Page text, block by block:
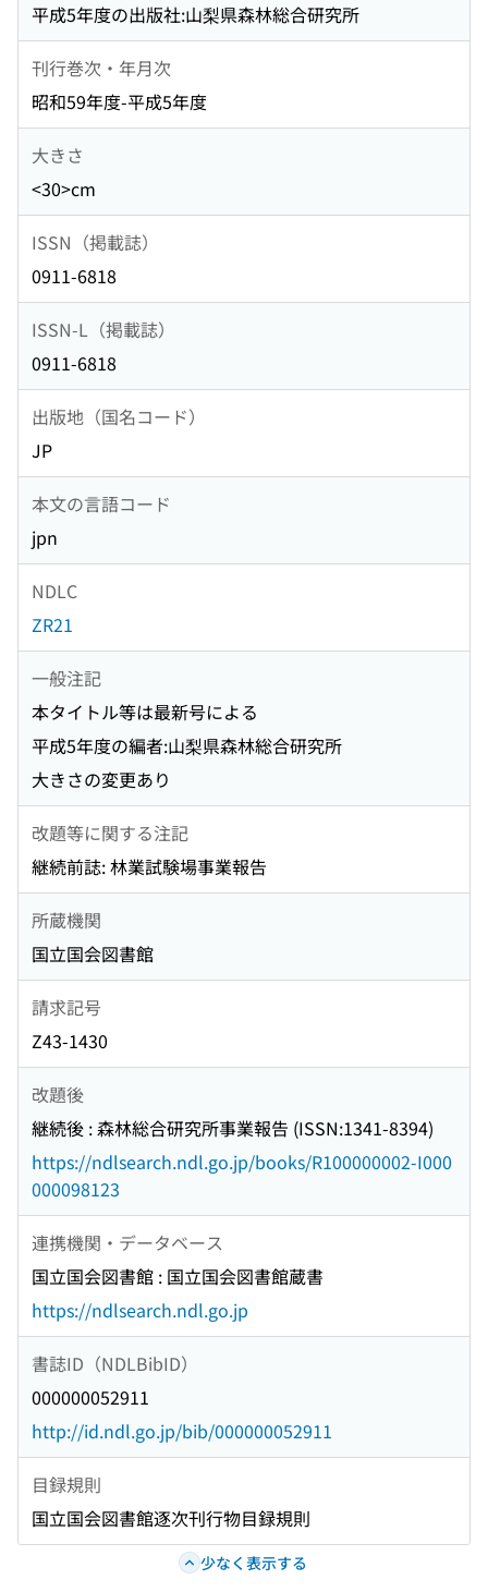
平成5年度の出版社:山梨県森林総合研究所
刊行巻次・年月次
昭和59年度-平成5年度
大きさ
<30>cm
ISSN（掲載誌）
0911-6818
ISSN-L（掲載誌）
0911-6818
出版地（国名コード）
JP
本文の言語コード
jpn
NDLC
ZR21
一般注記
本タイトル等は最新号による
平成5年度の編者:山梨県森林総合研究所
大きさの変更あり
改題等に関する注記
継続前誌: 林業試験場事業報告
所蔵機関
国立国会図書館
請求記号
Z43-1430
改題後
継続後 : 森林総合研究所事業報告 (ISSN:1341-8394)
https://ndlsearch.ndl.go.jp/books/R100000002-I000
000098123
連携機関・データベース
国立国会図書館 : 国立国会図書館蔵書
https://ndlsearch.ndl.go.jp
書誌ID（NDLBibID）
000000052911
http://id.ndl.go.jp/bib/000000052911
目録規則
国立国会図書館逐次刊行物目録規則
少なく表示する